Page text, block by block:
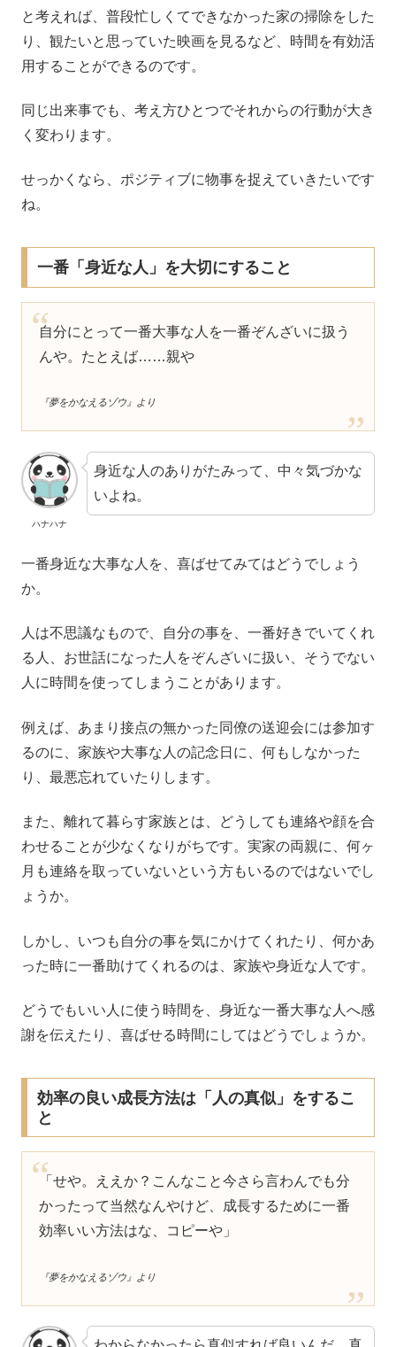
と考えれば、普段忙しくてできなかった家の掃除をした
り、観たいと思っていた映画を見るなど、時間を有効活
用することができるのです。
同じ出来事でも、考え方ひとつでそれからの行動が大き
く変わります。
せっかくなら、ポジティブに物事を捉えていきたいです
ね。
一番「身近な人」を大切にすること
自分にとって一番大事な人を一番ぞんざいに扱う
んや。たとえば……親や
『夢をかなえるゾウ』より
ハナハナ
身近な人のありがたみって、中々気づかな
いよね。
一番身近な大事な人を、喜ばせてみてはどうでしょう
か。
人は不思議なもので、自分の事を、一番好きでいてくれ
る人、お世話になった人をぞんざいに扱い、そうでない
人に時間を使ってしまうことがあります。
例えば、あまり接点の無かった同僚の送迎会には参加す
るのに、家族や大事な人の記念日に、何もしなかった
り、最悪忘れていたりします。
また、離れて暮らす家族とは、どうしても連絡や顔を合
わせることが少なくなりがちです。実家の両親に、何ヶ
月も連絡を取っていないという方もいるのではないでし
ょうか。
しかし、いつも自分の事を気にかけてくれたり、何かあ
った時に一番助けてくれるのは、家族や身近な人です。
どうでもいい人に使う時間を、身近な一番大事な人へ感
謝を伝えたり、喜ばせる時間にしてはどうでしょうか。
効率の良い成長方法は「人の真似」をするこ
と
「せや。ええか？こんなこと今さら言わんでも分
かったって当然なんやけど、成長するために一番
効率いい方法はな、コピーや」
『夢をかなえるゾウ』より